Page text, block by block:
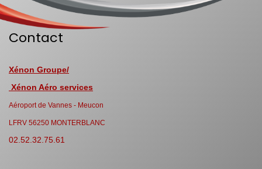
Contact
Xénon Groupe/
Xénon Aéro services
Aéroport de Vannes - Meucon
LFRV 56250 MONTERBLANC
02.52.32.75.61